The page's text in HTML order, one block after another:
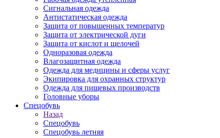
Сигнальная одежда
Антистатическая одежда
Защита от повышенных температур
Защита от электрической дуги
Защита от кислот и щелочей
Одноразовая одежда
Влагозащитная одежда
Одежда для медицины и сферы услуг
Экипировка для охранных структур
Одежда для пищевых производств
Головные уборы
Спецобувь
Назад
Спецобувь
Спецобувь летняя